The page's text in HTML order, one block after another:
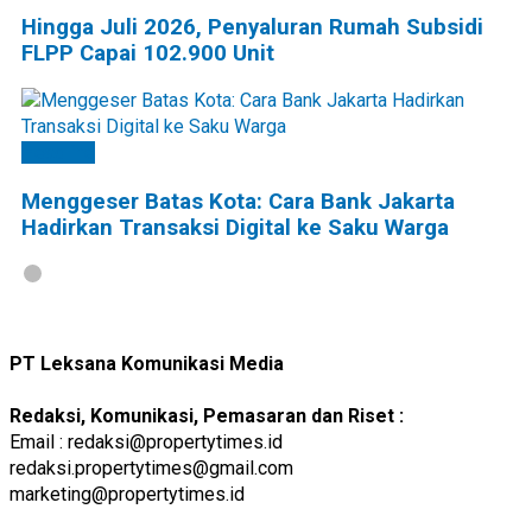
Hingga Juli 2026, Penyaluran Rumah Subsidi
FLPP Capai 102.900 Unit
Menggeser Batas Kota: Cara Bank Jakarta
Hadirkan Transaksi Digital ke Saku Warga
PT Leksana Komunikasi Media
Redaksi, Komunikasi, Pemasaran dan Riset :
Email : redaksi@propertytimes.id
redaksi.propertytimes@gmail.com
marketing@propertytimes.id